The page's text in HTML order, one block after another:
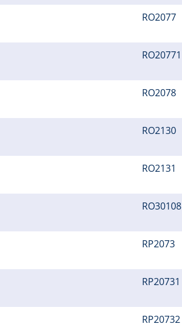
RO2077
RO20771
RO2078
RO2130
RO2131
RO30108
RP2073
RP20731
RP20732